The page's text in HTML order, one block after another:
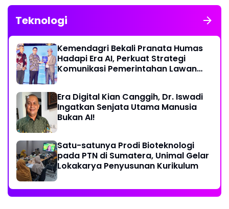
Teknologi
Kemendagri Bekali Pranata Humas
Hadapi Era AI, Perkuat Strategi
Komunikasi Pemerintahan Lawan
Era Digital Kian Canggih, Dr. Iswadi
Ingatkan Senjata Utama Manusia
Bukan AI!
Satu-satunya Prodi Bioteknologi
pada PTN di Sumatera, Unimal Gelar
Lokakarya Penyusunan Kurikulum